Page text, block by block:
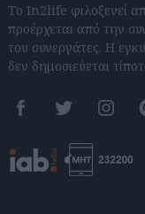
Το In2life φιλοξενεί
προέρχεται από την
του συνεργάτες. Η
δεν δημοσιεύεται
FacebookTwitter